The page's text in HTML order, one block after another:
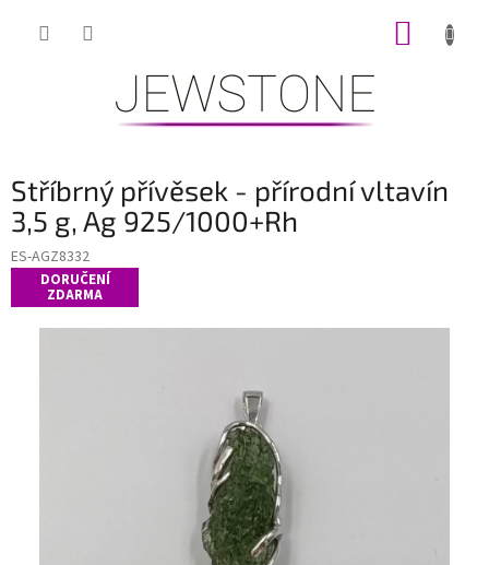
Stříbrný přívěsek - přírodní vltavín
3,5 g, Ag 925/1000+Rh
ES-AGZ8332
DORUČENÍ
ZDARMA